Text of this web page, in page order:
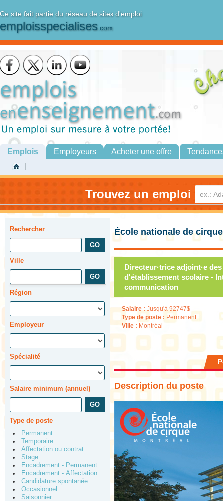
Ce site fait partie du réseau de sites d'emploi
emploisspecialises.com
Emplois Employeurs Acheter une offre
Trouvez un emploi
Rechercher
Ville
Région
Employeur
Spécialité
Salaire minimum (annuel)
Type de poste
Permanent
Temporaire
Affectation ou contrat
Stage
Encadrement - Permanent
Encadrement - Affectation
Candidature spontanée
Occasionnel
Saisonnier
École nationale de cirque
Directeur·trice adjoint·e
d'établissement scolaire -
communication
Salaire : Jusqu'à 92747$
Type de poste : Permanent
Ville : Montréal
Description du poste